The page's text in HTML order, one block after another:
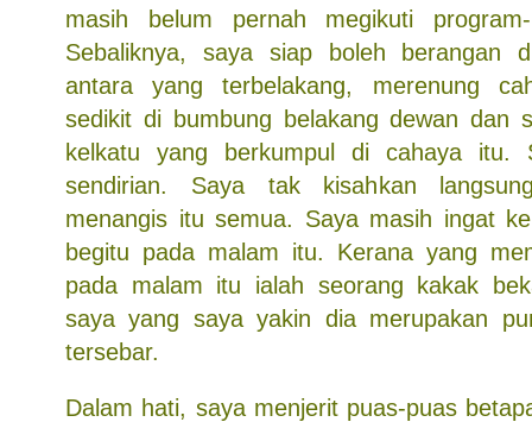
masih belum pernah megikuti
Sebaliknya, saya siap boleh berangan
antara yang terbelakang, merenung
sedikit di bumbung belakang dewan dan
kelkatu yang berkumpul di cahaya itu.
sendirian. Saya tak kisahkan
menangis itu semua. Saya masih ingat
begitu pada malam itu. Kerana yang
pada malam itu ialah seorang kakak
saya yang saya yakin dia merupakan
tersebar.
Dalam hati, saya menjerit puas-puas